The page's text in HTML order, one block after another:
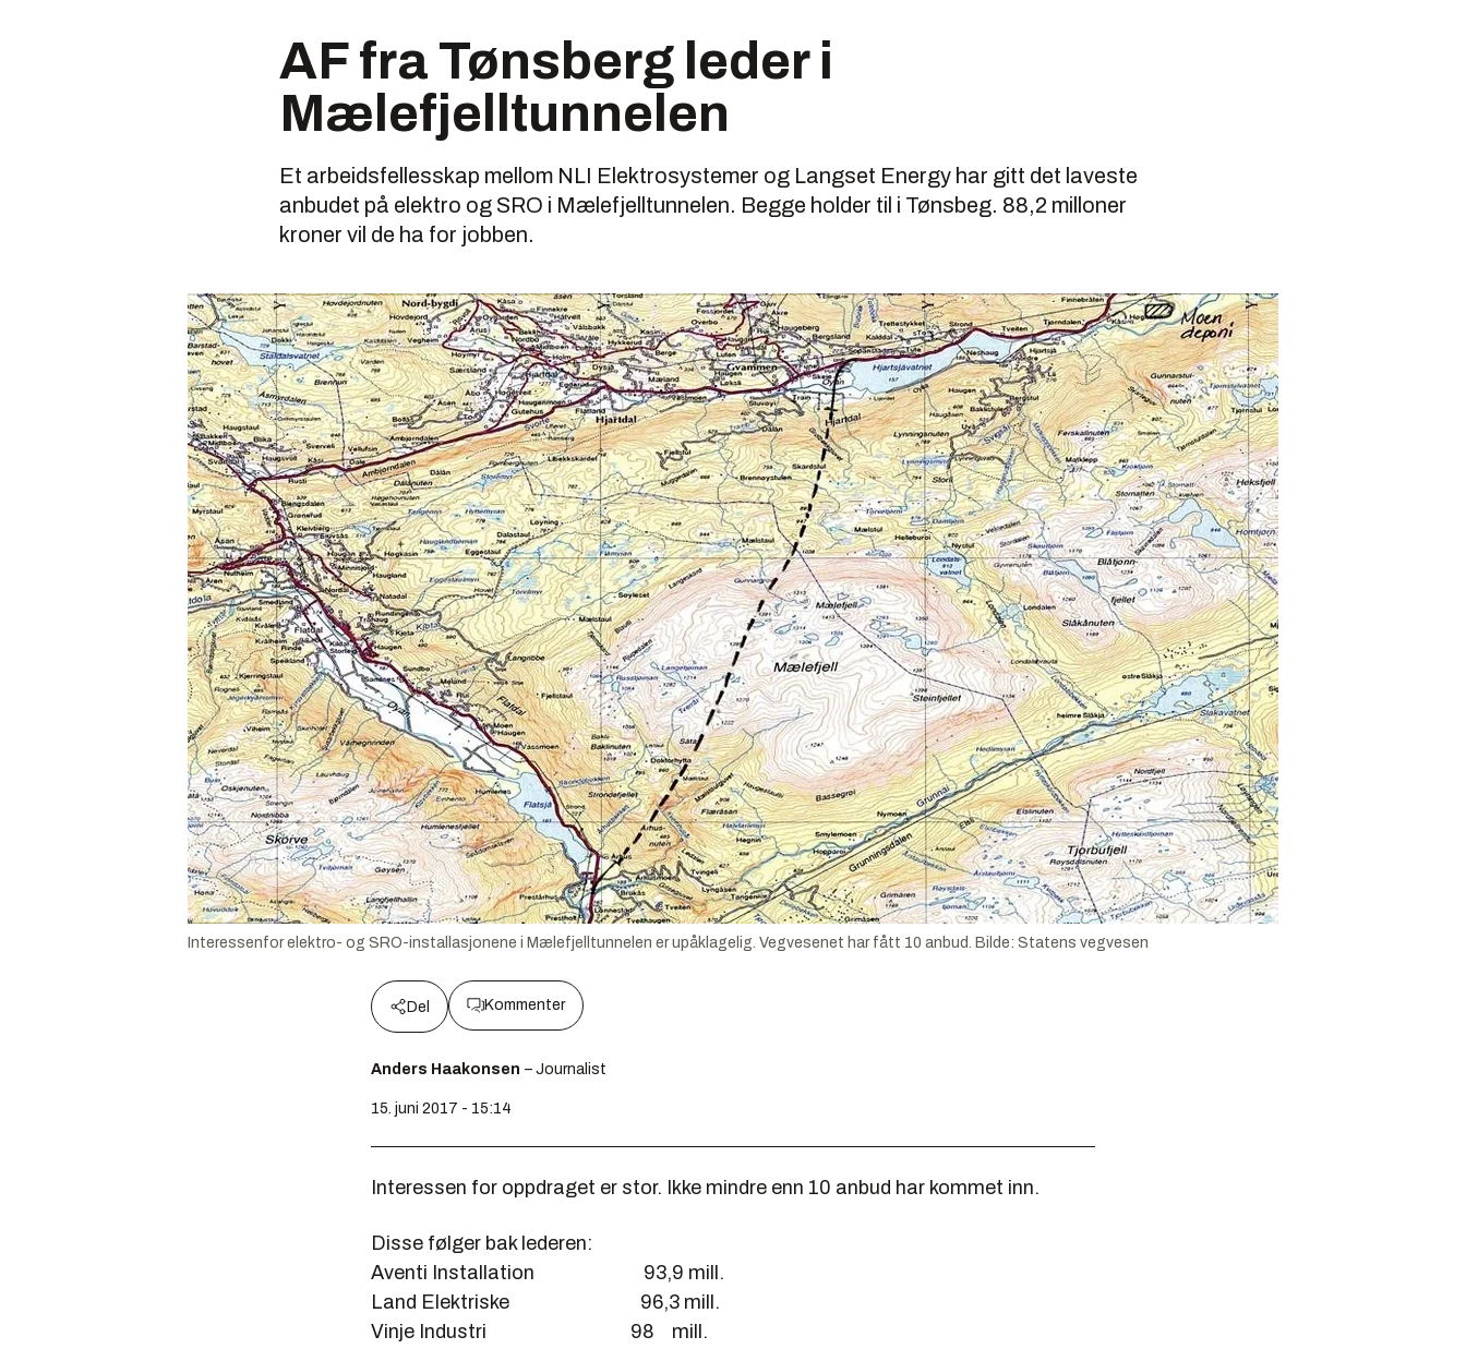
AF fra Tønsberg leder i
Mælefjelltunnelen
Et arbeidsfellesskap mellom NLI Elektrosystemer og Langset Energy har gitt det laveste
anbudet på elektro og SRO i Mælefjelltunnelen. Begge holder til i Tønsbeg. 88,2 milloner
kroner vil de ha for jobben.
Interessenfor elektro- og SRO-installasjonene i Mælefjelltunnelen er upåklagelig. Vegvesenet har fått 10 anbud. Bilde: Statens vegvesen
Del Kommenter
Anders Haakonsen – Journalist
15. juni 2017 - 15:14
Interessen for oppdraget er stor. Ikke mindre enn 10 anbud har kommet inn.
Disse følger bak lederen:
Aventi Installation 93,9 mill.
Land Elektriske 96,3 mill.
Vinje Industri 98 mill.